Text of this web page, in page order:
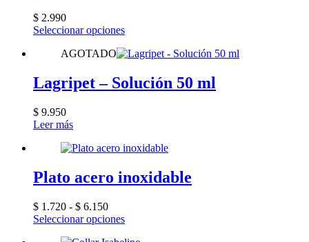
$ 2.990
Seleccionar opcionesEste
tiene
variantes.
Las
en
página
AGOTADO
Lagripet – Solución 50 ml
$ 9.950
Leer más
Plato acero inoxidable
$ 1.720 - $ 6.150Rango
de
Seleccionar opcionesEste